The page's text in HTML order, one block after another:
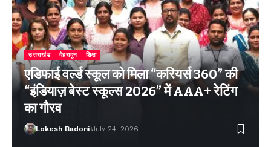
उत्तराखंड देहरादून शिक्षा
एडिफाई वर्ल्ड स्कूल को मिला “करियर्स 360” की
“इंडियाज़ बेस्ट स्कूल्स 2026” में AAA+ रेटिंग
का गौरव
Lokesh Badoni July 24, 2026